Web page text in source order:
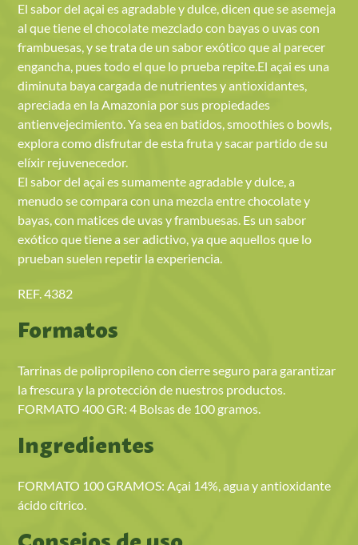
El sabor del açai es agradable y dulce, dicen que se asemeja
al que tiene el chocolate mezclado con bayas o uvas con
frambuesas, y se trata de un sabor exótico que al parecer
engancha, pues todo el que lo prueba repite.El açai es una
diminuta baya cargada de nutrientes y antioxidantes,
apreciada en la Amazonia por sus propiedades
antienvejecimiento. Ya sea en batidos, smoothies o bowls,
explora como disfrutar de esta fruta y sacar partido de su
elíxir rejuvenecedor.
El sabor del açai es sumamente agradable y dulce, a
menudo se compara con una mezcla entre chocolate y
bayas, con matices de uvas y frambuesas. Es un sabor
exótico que tiene a ser adictivo, ya que aquellos que lo
prueban suelen repetir la experiencia.
REF. 4382
Formatos
Tarrinas de polipropileno con cierre seguro para garantizar
la frescura y la protección de nuestros productos.
FORMATO 400 GR: 4 Bolsas de 100 gramos.
Ingredientes
FORMATO 100 GRAMOS: Açai 14%, agua y antioxidante
ácido cítrico.